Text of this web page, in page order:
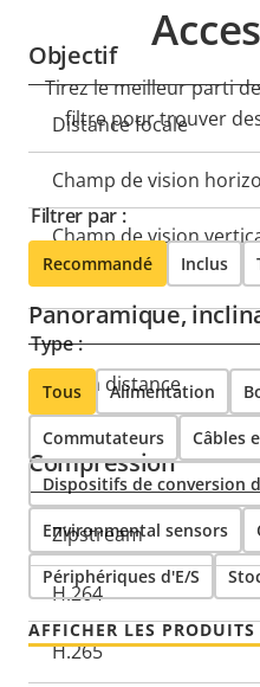
Objectif
Description
de la
propriété
la
Distance focale
Champ de vision
Champ de vision
Panoramique,
Description
de la
propriété
la
PTZ à distance
Compression
Description
de la
propriété
la
Zipstream
H.264
H.265
Tirez le meilleur parti
filtre pour trouver
Filtrer par :
Recommandé Inclus
Type :
Tous Alimentation
Commutateurs Câbles
Dispositifs de conversion
Environmental sensors
Périphériques d'E/S
AFFICHER LES